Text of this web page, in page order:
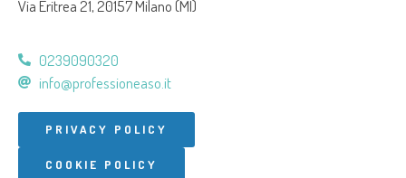
Via Eritrea 21, 20157 Milano (MI)
0239090320
info@professioneaso.it
PRIVACY POLICY
COOKIE POLICY